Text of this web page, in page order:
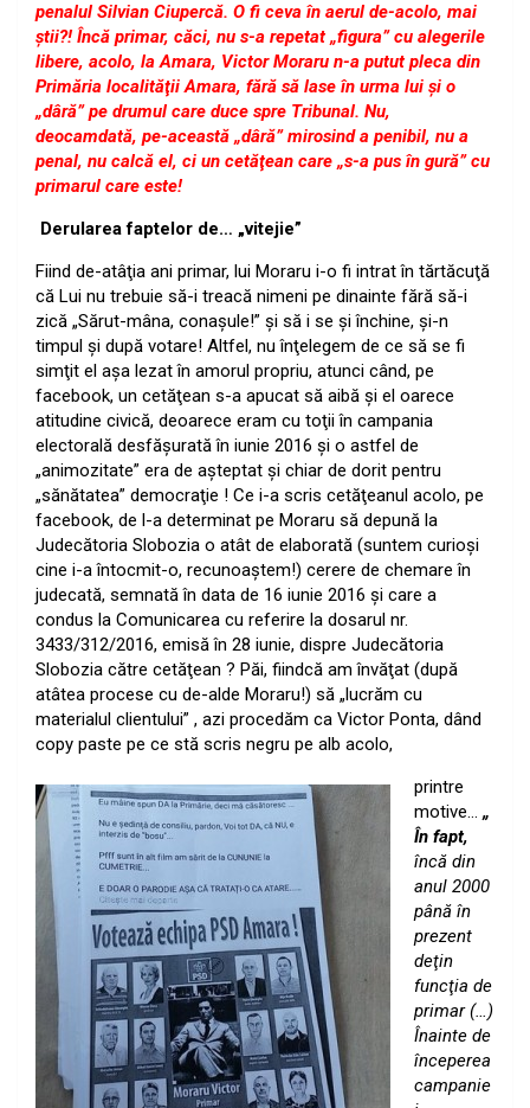
penalul Silvian Ciupercă. O fi ceva în aerul de-acolo, mai
ştii?! Încă primar, căci, nu s-a repetat „figura” cu alegerile
libere, acolo, la Amara, Victor Moraru n-a putut pleca din
Primăria localităţii Amara, fără să lase în urma lui şi o
„dâră” pe drumul care duce spre Tribunal. Nu,
deocamdată, pe-această „dâră” mirosind a penibil, nu a
penal, nu calcă el, ci un cetăţean care „s-a pus în gură” cu
primarul care este!
Derularea faptelor de… „vitejie”
Fiind de-atâţia ani primar, lui Moraru i-o fi intrat în tărtăcuţă
că Lui nu trebuie să-i treacă nimeni pe dinainte fără să-i
zică „Sărut-mâna, conaşule!” şi să i se şi închine, şi-n
timpul şi după votare! Altfel, nu înţelegem de ce să se fi
simţit el aşa lezat în amorul propriu, atunci când, pe
facebook, un cetăţean s-a apucat să aibă şi el oarece
atitudine civică, deoarece eram cu toţii în campania
electorală desfăşurată în iunie 2016 şi o astfel de
„animozitate” era de aşteptat şi chiar de dorit pentru
„sănătatea” democraţie ! Ce i-a scris cetăţeanul acolo, pe
facebook, de l-a determinat pe Moraru să depună la
Judecătoria Slobozia o atât de elaborată (suntem curioşi
cine i-a întocmit-o, recunoaştem!) cerere de chemare în
judecată, semnată în data de 16 iunie 2016 şi care a
condus la Comunicarea cu referire la dosarul nr.
3433/312/2016, emisă în 28 iunie, dispre Judecătoria
Slobozia către cetăţean ? Păi, fiindcă am învăţat (după
atâtea procese cu de-alde Moraru!) să „lucrăm cu
materialul clientului” , azi procedăm ca Victor Ponta, dând
copy paste pe ce stă scris negru pe alb acolo,
printre
motive… „
În fapt,
încă din
anul 2000
până în
prezent
deţin
funcţia de
primar (…)
Înainte de
începerea
campanie